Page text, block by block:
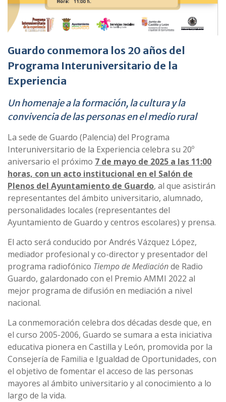
Guardo conmemora los 20 años del
Programa Interuniversitario de la
Experiencia
Un homenaje a la formación, la cultura y la
convivencia de las personas en el medio rural
La sede de Guardo (Palencia) del Programa
Interuniversitario de la Experiencia celebra su 20º
aniversario el próximo 7 de mayo de 2025 a las 11:00
horas, con un acto institucional en el Salón de
Plenos del Ayuntamiento de Guardo, al que asistirán
representantes del ámbito universitario, alumnado,
personalidades locales (representantes del
Ayuntamiento de Guardo y centros escolares) y prensa.
El acto será conducido por Andrés Vázquez López,
mediador profesional y co-director y presentador del
programa radiofónico Tiempo de Mediaciónde Radio
Guardo, galardonado con el Premio AMMI 2022 al
mejor programa de difusión en mediación a nivel
nacional.
La conmemoración celebra dos décadas desde que, en
el curso 2005-2006, Guardo se sumara a esta iniciativa
educativa pionera en Castilla y León, promovida por la
Consejería de Familia e Igualdad de Oportunidades, con
el objetivo de fomentar el acceso de las personas
mayores al ámbito universitario y al conocimiento a lo
largo de la vida.